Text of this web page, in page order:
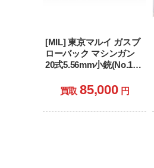
[MIL] 東京マルイ ガスブ
ローバック マシンガン
20式5.56mm小銃(No.14)
買取 85,000 円